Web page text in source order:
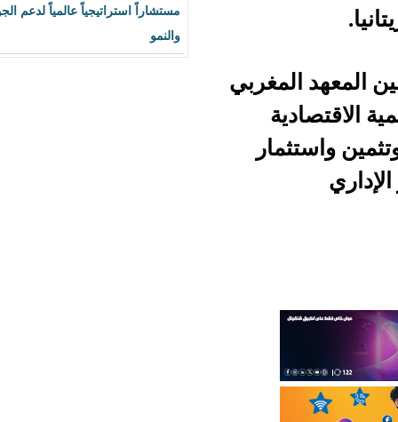
مستشاراً استراتيجياً عالمياً لدعم الجودة